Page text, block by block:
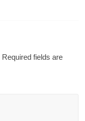
Required fields are